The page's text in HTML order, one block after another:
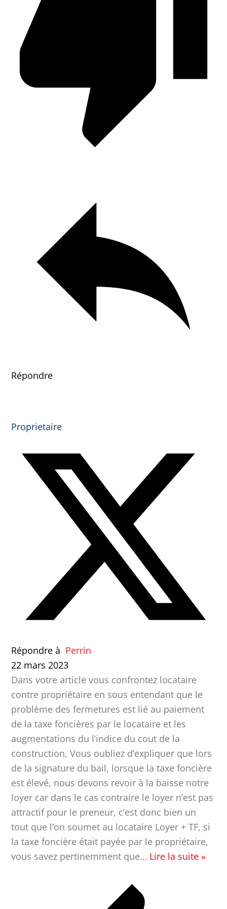
Répondre
Proprietaire
Répondre à Perrin
22 mars 2023
Dans votre article vous confrontez locataire
contre propriétaire en sous entendant que le
problème des fermetures est lié au paiement
de la taxe foncières par le locataire et les
augmentations du l’indice du cout de la
construction, Vous oubliez d’expliquer que lors
de la signature du bail, lorsque la taxe foncière
est élevé, nous devons revoir à la baisse notre
loyer car dans le cas contraire le loyer n’est pas
attractif pour le preneur, c’est donc bien un
tout que l’on soumet au locataire Loyer + TF, si
la taxe foncière était payée par le propriétaire,
vous savez pertinemment que… Lire la suite »